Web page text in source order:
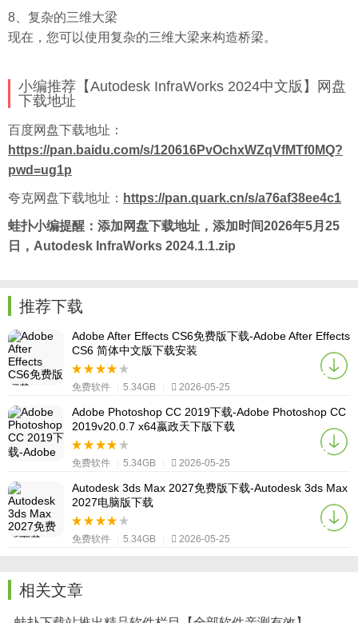
8、复杂的三维大梁
现在，您可以使用复杂的三维大梁来构造桥梁。
小编推荐【Autodesk InfraWorks 2024中文版】网盘
下载地址
百度网盘下载地址：
https://pan.baidu.com/s/120616PvOchxWZqVfMTf0MQ?
pwd=ug1p
夸克网盘下载地址： https://pan.quark.cn/s/a76af38ee4c1
蛙扑小编提醒：添加网盘下载地址，添加时间2026年5月25
日，Autodesk InfraWorks 2024.1.1.zip
推荐下载
Adobe After Effects CS6免费版下载-Adobe After Effects
CS6 简体中文版下载安装
免费软件 5.34GB 2026-05-25
Adobe Photoshop CC 2019下载-Adobe Photoshop CC
2019v20.0.7 x64嬴政天下版下载
免费软件 5.34GB 2026-05-25
Autodesk 3ds Max 2027免费版下载-Autodesk 3ds Max
2027电脑版下载
免费软件 5.34GB 2026-05-25
相关文章